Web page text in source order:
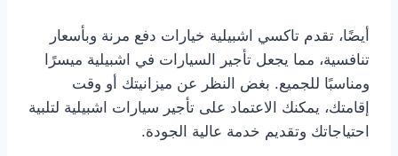
أيضًا، تقدم تاكسي اشبيلية خيارات دفع مرنة وبأسعار
تنافسية، مما يجعل تأجير السيارات في اشبيلية ميسرًا
ومناسبًا للجميع. بغض النظر عن ميزانيتك أو وقت
إقامتك، يمكنك الاعتماد على تأجير سيارات اشبيلية لتلبية
احتياجاتك وتقديم خدمة عالية الجودة.